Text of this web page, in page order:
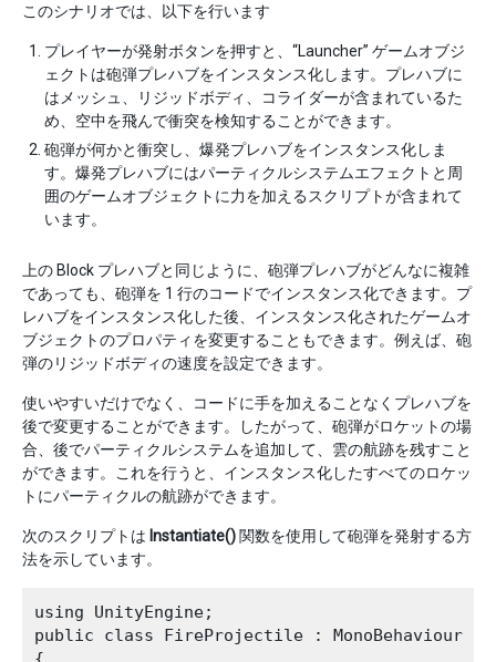
このシナリオでは、以下を行います
プレイヤーが発射ボタンを押すと、“Launcher” ゲームオブジ
ェクトは砲弾プレハブをインスタンス化します。プレハブに
はメッシュ、リジッドボディ、コライダーが含まれているた
め、空中を飛んで衝突を検知することができます。
砲弾が何かと衝突し、爆発プレハブをインスタンス化しま
す。爆発プレハブにはパーティクルシステムエフェクトと周
囲のゲームオブジェクトに力を加えるスクリプトが含まれて
います。
上の Block プレハブと同じように、砲弾プレハブがどんなに複雑
であっても、砲弾を 1 行のコードでインスタンス化できます。プ
レハブをインスタンス化した後、インスタンス化されたゲームオ
ブジェクトのプロパティを変更することもできます。例えば、砲
弾のリジッドボディの速度を設定できます。
使いやすいだけでなく、コードに手を加えることなくプレハブを
後で変更することができます。したがって、砲弾がロケットの場
合、後でパーティクルシステムを追加して、雲の航跡を残すこと
ができます。これを行うと、インスタンス化したすべてのロケッ
トにパーティクルの航跡ができます。
次のスクリプトは Instantiate()関数を使用して砲弾を発射する方
法を示しています。
using UnityEngine;
public class FireProjectile : MonoBehaviour